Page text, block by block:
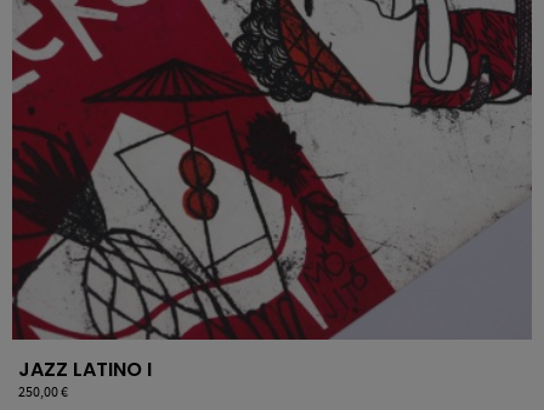
JAZZ LATINO I
Precio
250,00 €